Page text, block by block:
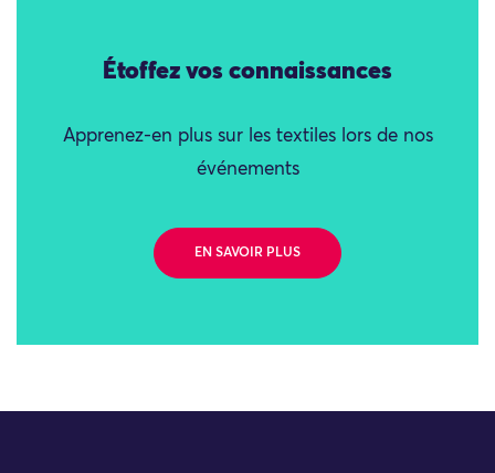
Étoffez vos connaissances
Apprenez-en plus sur les textiles lors de nos
événements
EN SAVOIR PLUS